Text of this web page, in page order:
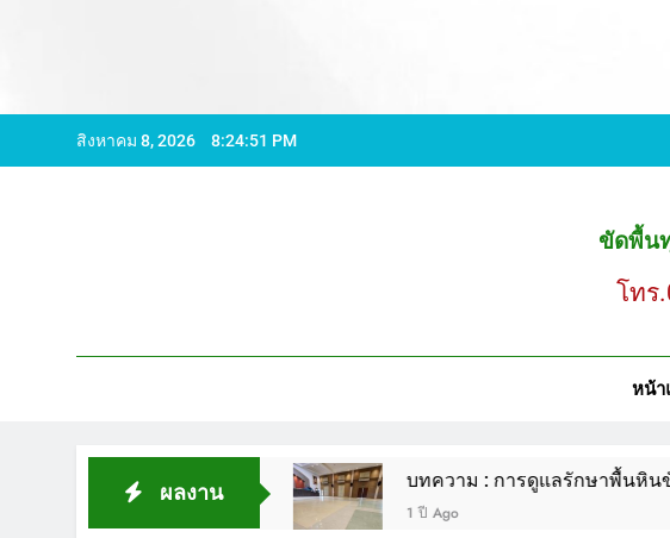
สิงหาคม 8, 2026 8:24:52 PM
ขัดพื้น
โทร
หน้า
ผลงาน
ไลน์ WCS1 บทความ : การดูแลรักษาพื้นหินขัด
1 ปี Ago